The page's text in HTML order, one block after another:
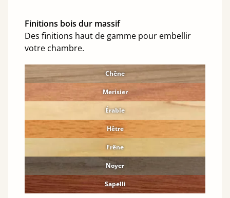
Finitions bois dur massif
Des finitions haut de gamme pour embellir
votre chambre.
Chêne
Merisier
Érable
Hêtre
Frêne
Noyer
Sapelli